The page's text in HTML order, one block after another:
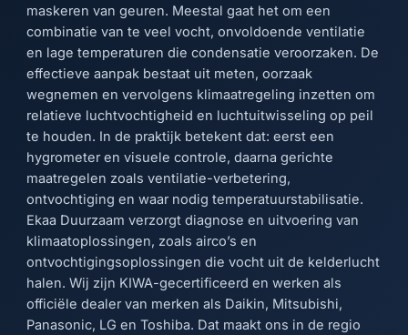
maskeren van geuren. Meestal gaat het om een
combinatie van te veel vocht, onvoldoende ventilatie
en lage temperaturen die condensatie veroorzaken. De
effectieve aanpak bestaat uit meten, oorzaak
wegnemen en vervolgens klimaatregeling inzetten om
relatieve luchtvochtigheid en luchtuitwisseling op peil
te houden. In de praktijk betekent dat: eerst een
hygrometer en visuele controle, daarna gerichte
maatregelen zoals ventilatie-verbetering,
ontvochtiging en waar nodig temperatuurstabilisatie.
Ekaa Duurzaam verzorgt diagnose en uitvoering van
klimaatoplossingen, zoals airco’s en
ontvochtigingsoplossingen die vocht uit de kelderlucht
halen. Wij zijn KIWA-gecertificeerd en werken als
officiële dealer van merken als Daikin, Mitsubishi,
Panasonic, LG en Toshiba. Dat maakt ons in de regio